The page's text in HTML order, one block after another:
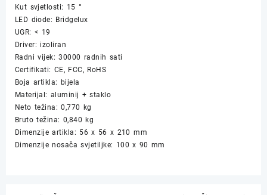
Kut svjetlosti: 15 °
LED diode: Bridgelux
UGR: < 19
Driver: izoliran
Radni vijek: 30000 radnih sati
Certifikati: CE, FCC, RoHS
Boja artikla: bijela
Materijal: aluminij + staklo
Neto težina: 0,770 kg
Bruto težina: 0,840 kg
Dimenzije artikla: 56 x 56 x 210 mm
Dimenzije nosača svjetiljke: 100 x 90 mm